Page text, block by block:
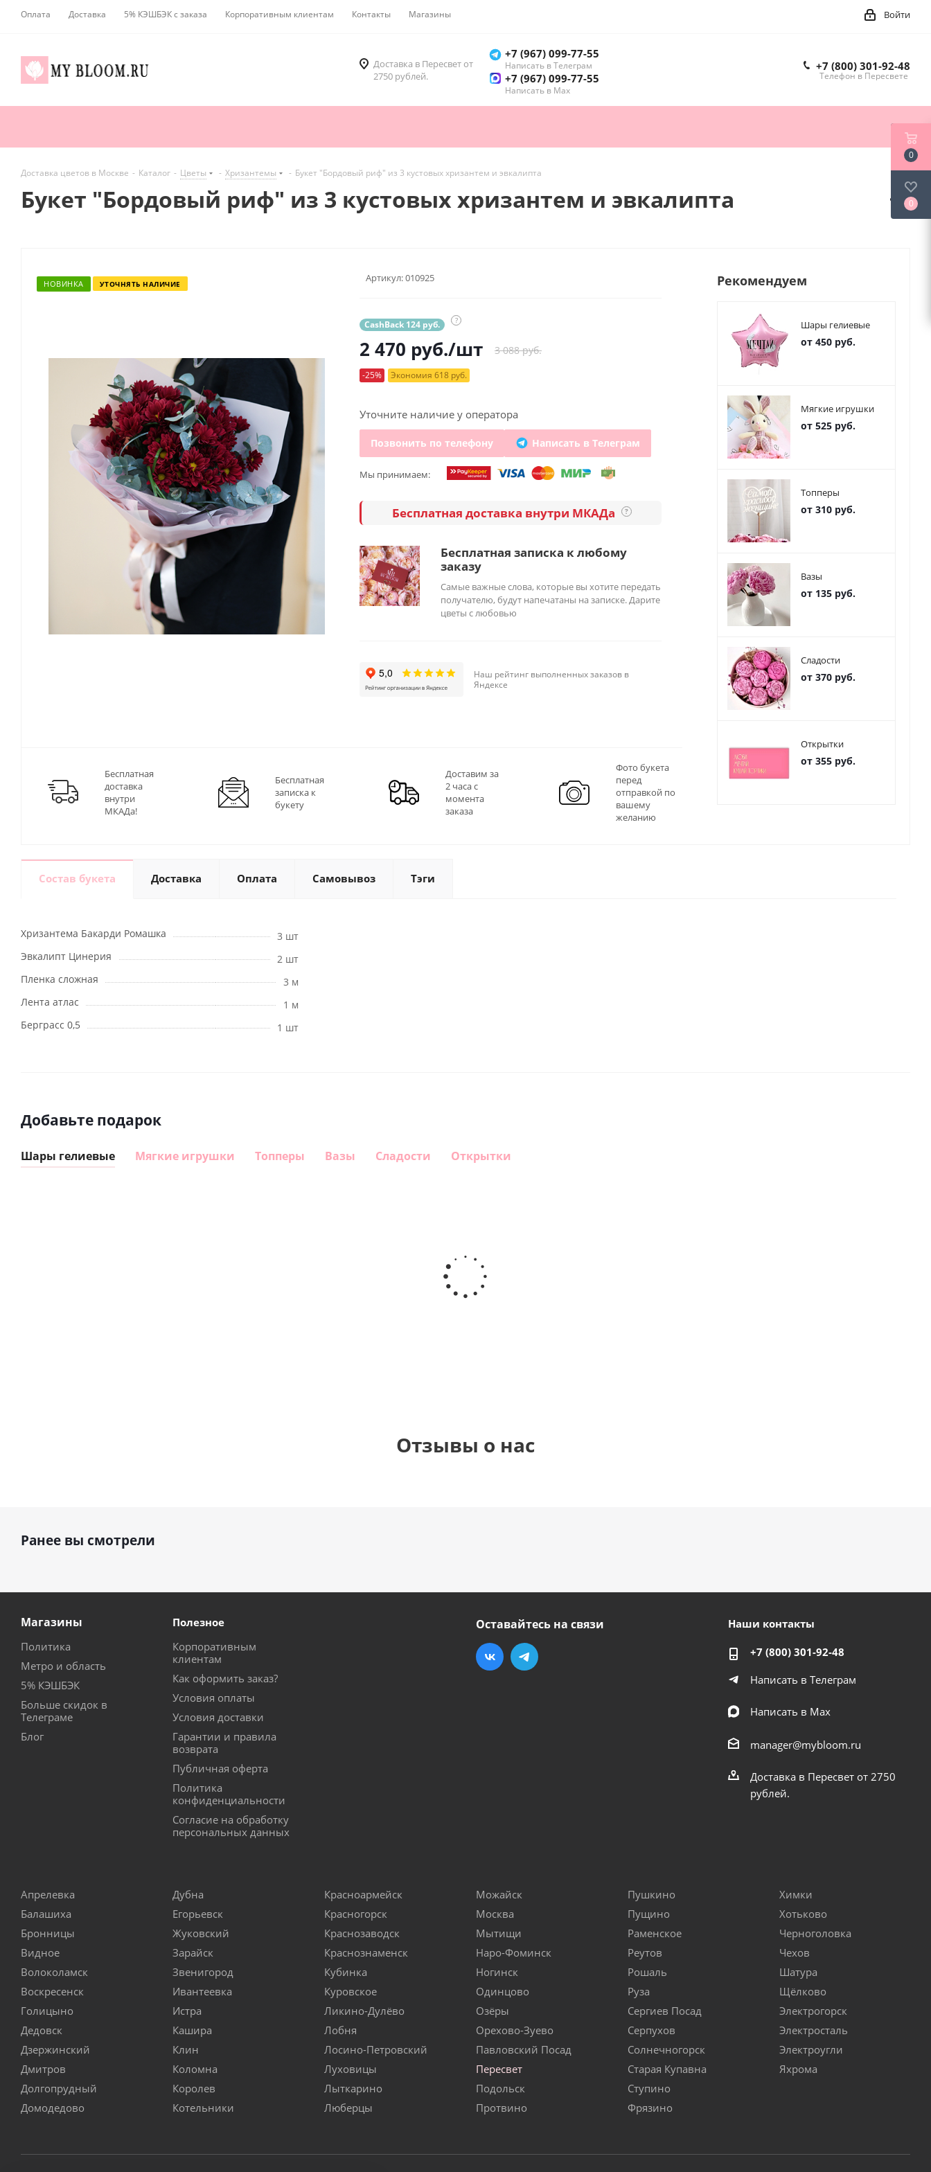
Оплата Доставка 5% КЭШБЭК с заказа Корпоративным клиентам Контакты Магазины Войти
Доставка в Пересвет от
2750 рублей.
+7 (967) 099-77-55
Написать в Телеграм
+7 (967) 099-77-55
Написать в Мах
+7 (800) 301-92-48
Телефон в Пересвете
Доставка цветов в Москве - Каталог - Цветы - Хризантемы - Букет "Бордовый риф" из 3 кустовых хризантем и эвкалипта
Букет "Бордовый риф" из 3 кустовых хризантем и эвкалипта
НОВИНКА УТОЧНЯТЬ НАЛИЧИЕ
Артикул:010925
CashBack 124 руб. ?
2 470 руб./шт 3 088 руб.
-25% Экономия 618 руб.
Уточните наличие у оператора
Позвонить по телефону Написать в Телеграм
Мы принимаем:
Бесплатная доставка внутри МКАДа ?
Бесплатная записка к любому
заказу
Самые важные слова, которые вы хотите передать
получателю, будут напечатаны на записке. Дарите
цветы с любовью
Наш рейтинг выполненных заказов в
Яндексе
Бесплатная
доставка
внутри
МКАДа!
Бесплатная
записка к
букету
Доставим за
2 часа с
момента
заказа
Фото букета
перед
отправкой по
вашему
желанию
Рекомендуем
Шары гелиевые
от 450 руб.
Мягкие игрушки
от 525 руб.
Топперы
от 310 руб.
Вазы
от 135 руб.
Сладости
от 370 руб.
Открытки
от 355 руб.
Состав букета Доставка Оплата Самовывоз Тэги
Хризантема Бакарди Ромашка
3 шт
Эвкалипт Цинерия
2 шт
Пленка сложная
3 м
Лента атлас
1 м
Берграсс 0,5
1 шт
Добавьте подарок
Шары гелиевые Мягкие игрушки Топперы Вазы Сладости Открытки
Звезда - С
днем
рождения
Отзывы о нас
Ранее вы смотрели
Магазины
Политика
Метро и область
5% КЭШБЭК
Больше скидок в
Телеграме
Блог
Полезное
Корпоративным
клиентам
Как оформить заказ?
Условия оплаты
Условия доставки
Гарантии и правила
возврата
Публичная оферта
Политика
конфиденциальности
Согласие на обработку
персональных данных
Оставайтесь на связи Наши контакты
+7 (800) 301-92-48
Написать в Телеграм
Написать в Мах
manager@mybloom.ru
Доставка в Пересвет от 2750
рублей.
Апрелевка
Балашиха
Бронницы
Видное
Волоколамск
Воскресенск
Голицыно
Дедовск
Дзержинский
Дмитров
Долгопрудный
Домодедово
Дубна
Егорьевск
Жуковский
Зарайск
Звенигород
Ивантеевка
Истра
Кашира
Клин
Коломна
Королев
Котельники
Красноармейск
Красногорск
Краснозаводск
Краснознаменск
Кубинка
Куровское
Ликино-Дулёво
Лобня
Лосино-Петровский
Луховицы
Лыткарино
Люберцы
Можайск
Москва
Мытищи
Наро-Фоминск
Ногинск
Одинцово
Озёры
Орехово-Зуево
Павловский Посад
Пересвет
Подольск
Протвино
Пушкино
Пущино
Раменское
Реутов
Рошаль
Руза
Сергиев Посад
Серпухов
Солнечногорск
Старая Купавна
Ступино
Фрязино
Химки
Хотьково
Черноголовка
Чехов
Шатура
Щёлково
Электрогорск
Электросталь
Электроугли
Яхрома
0
0